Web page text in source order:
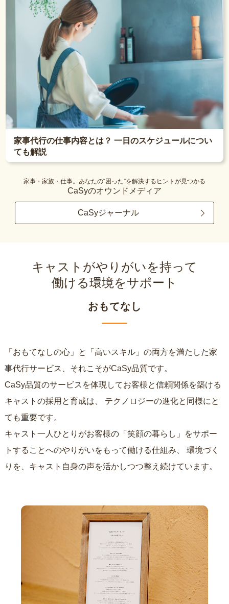
家事代行の仕事内容とは？ 一日のスケジュールについ
ても解説
家事・家族・仕事。あなたの“困った”を解決するヒントが見つかる
CaSyのオウンドメディア
CaSyジャーナル
キャストがやりがいを持って
働ける環境をサポート
おもてなし
「おもてなしの心」と「高いスキル」の両方を満たした家
事代行サービス、それこそがCaSy品質です。
CaSy品質のサービスを体現してお客様と信頼関係を築ける
キャストの採用と育成は、
ても重要です。
キャスト一人ひとりがお客様の「笑顔の暮らし」をサポー
トすることへのやりがいをもって働ける仕組み、
りを、キャスト自身の声を活かしつつ整え続けています。